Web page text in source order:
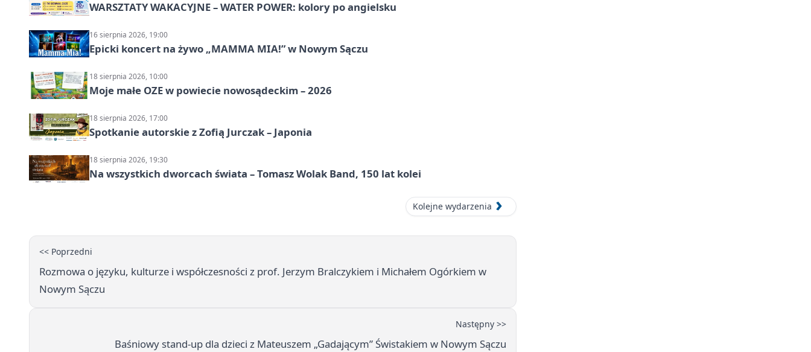
WARSZTATY WAKACYJNE – WATER POWER: kolory po angielsku
16 sierpnia 2026, 19:00
Epicki koncert na żywo „MAMMA MIA!” w Nowym Sączu
18 sierpnia 2026, 10:00
Moje małe OZE w powiecie nowosądeckim – 2026
18 sierpnia 2026, 17:00
Spotkanie autorskie z Zofią Jurczak – Japonia
18 sierpnia 2026, 19:30
Na wszystkich dworcach świata – Tomasz Wolak Band, 150 lat kolei
Kolejne wydarzenia
<< Poprzedni
Rozmowa o języku, kulturze i współczesności z prof. Jerzym Bralczykiem i Michałem Ogórkiem w
Nowym Sączu
Następny >>
Baśniowy stand-up dla dzieci z Mateuszem „Gadającym” Świstakiem w Nowym Sączu